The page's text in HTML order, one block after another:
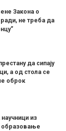
Закона о
не треба да
да сипају
а од стола се
оброк
из
образовање